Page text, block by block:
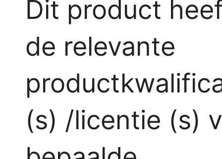
Dit product
de relevante
(s) /licentie (s)